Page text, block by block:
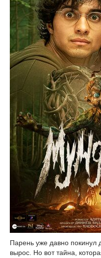
Парень уже давно покинул
вырос. Но вот тайна,